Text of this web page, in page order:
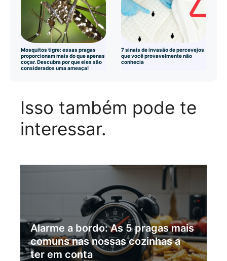
Mosquitos tigre: essas pragas
proporcionam mais do que apenas
coçar. Descubra por que eles são
considerados uma ameaça!
7 sinais de invasão de percevejos
que você provavelmente não
conhecia
Isso também pode te
interessar.
Alarme a bordo: As 5 pragas mais
comuns nas nossas cozinhas a
ter em conta